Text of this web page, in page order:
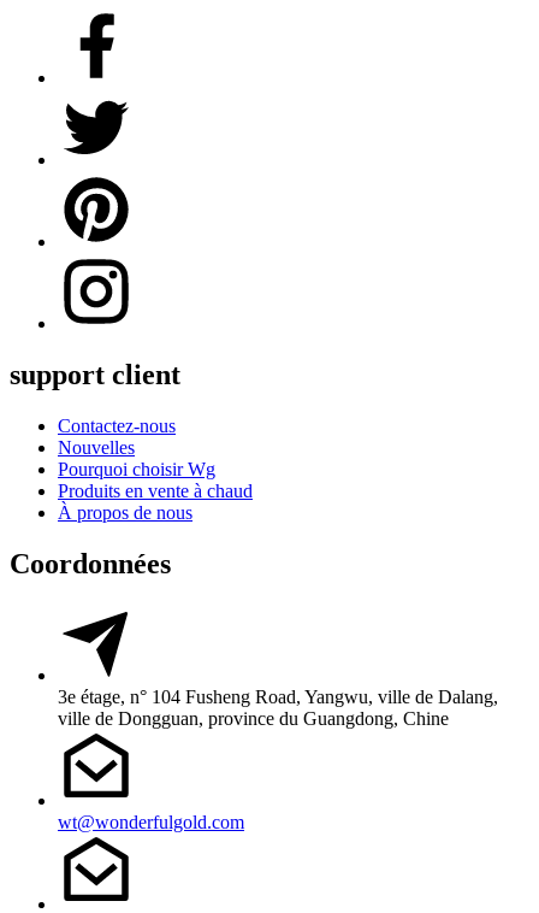
support client
Contactez-nous
Nouvelles
Pourquoi choisir Wg
Produits en vente à chaud
À propos de nous
Coordonnées
3e étage, n° 104 Fusheng Road, Yangwu, ville de Dalang,
ville de Dongguan, province du Guangdong, Chine
wt@wonderfulgold.com